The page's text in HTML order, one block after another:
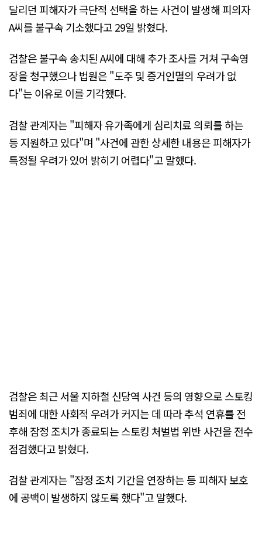
달리던 피해자가 극단적 선택을 하는 사건이 발생해 피의자
A씨를 불구속 기소했다고 29일 밝혔다.
검찰은 불구속 송치된 A씨에 대해 추가 조사를 거쳐 구속영
장을 청구했으나 법원은 "도주 및 증거인멸의 우려가 없
다"는 이유로 이를 기각했다.
검찰 관계자는 "피해자 유가족에게 심리치료 의뢰를 하는
등 지원하고 있다"며 "사건에 관한 상세한 내용은 피해자가
특정될 우려가 있어 밝히기 어렵다"고 말했다.
검찰은 최근 서울 지하철 신당역 사건 등의 영향으로 스토킹
범죄에 대한 사회적 우려가 커지는 데 따라 추석 연휴를 전
후해 잠정 조치가 종료되는 스토킹 처벌법 위반 사건을 전수
점검했다고 밝혔다.
검찰 관계자는 "잠정 조치 기간을 연장하는 등 피해자 보호
에 공백이 발생하지 않도록 했다"고 말했다.